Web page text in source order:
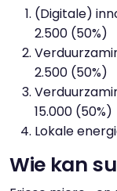
(Digitale)
2.500 (50%)
2.500 (50%)
15.000 (50%)
Lokale
Wie kan